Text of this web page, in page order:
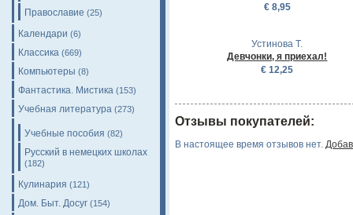
Православие (25)
Календари (6)
Классика (669)
Компьютеры (8)
Фантастика. Мистика (153)
Учебная литература (273)
Учебные пособия (82)
Русский в немецких школах
(182)
Кулинария (121)
Дом. Быт. Досуг (154)
€ 8,95
Устинова Т.
Девчонки, я приехал!
€ 12,25
Отзывы покупателей:
В настоящее время отзывов нет.